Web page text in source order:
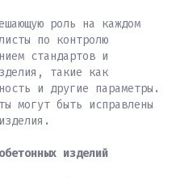
роль на каждом
по контролю
стандартов и
такие как
и другие параметры.
могут быть исправлены
изделий